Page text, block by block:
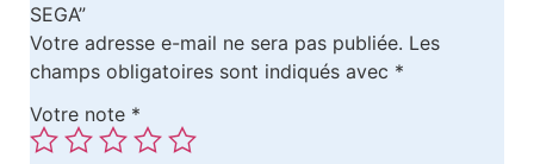
SEGA”
Votre adresse e-mail ne sera pas publiée. Les
champs obligatoires sont indiqués avec *
Votre note *